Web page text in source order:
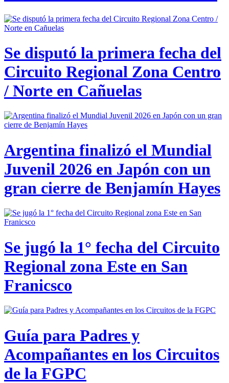
Se disputó la primera fecha del
Circuito Regional Zona Centro
/ Norte en Cañuelas
Argentina finalizó el Mundial
Juvenil 2026 en Japón con un
gran cierre de Benjamín Hayes
Se jugó la 1° fecha del Circuito
Regional zona Este en San
Franicsco
Guía para Padres y
Acompañantes en los Circuitos
de la FGPC